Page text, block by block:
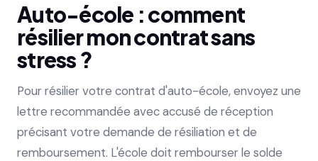
Auto-école : comment
résilier mon contrat sans
stress ?
Pour résilier votre contrat d'auto-école, envoyez une
lettre recommandée avec accusé de réception
précisant votre demande de résiliation et de
remboursement. L'école doit rembourser le solde